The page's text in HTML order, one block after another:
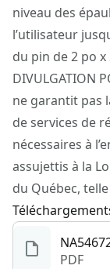
Voir plus
niveau des
l’utilisateur
du pin de 2 po x
DIVULGATION
ne garantit pas
de services de
nécessaires à
assujettis à la
du Québec,
PDF